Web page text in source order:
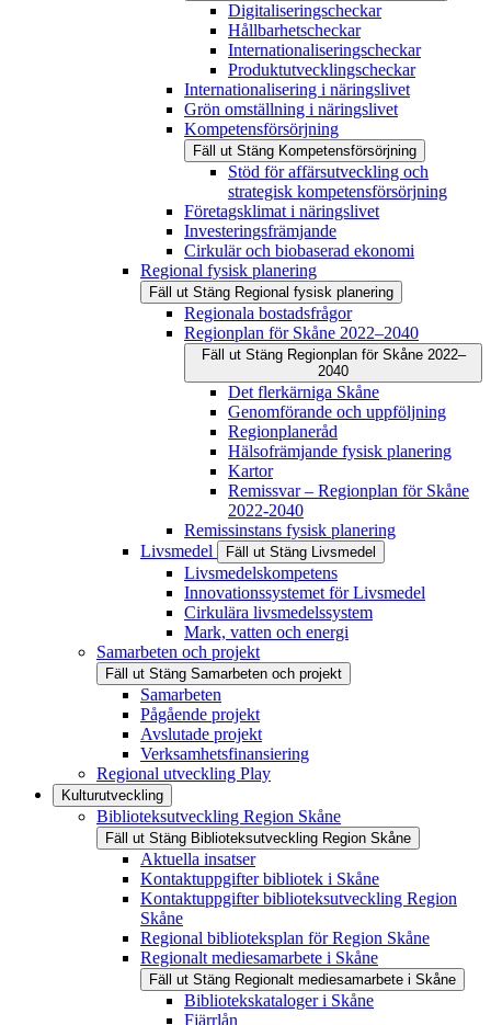
Digitaliseringscheckar
Hållbarhetscheckar
Internationaliseringscheckar
Produktutvecklingscheckar
Internationalisering i näringslivet
Grön omställning i näringslivet
Kompetensförsörjning
Fäll ut Stäng Kompetensförsörjning
Stöd för affärsutveckling och
strategisk kompetensförsörjning
Företagsklimat i näringslivet
Investeringsfrämjande
Cirkulär och biobaserad ekonomi
Regional fysisk planering
Fäll ut Stäng Regional fysisk planering
Regionala bostadsfrågor
Regionplan för Skåne 2022–2040
Fäll ut Stäng Regionplan för Skåne 2022–
2040
Det flerkärniga Skåne
Genomförande och uppföljning
Regionplaneråd
Hälsofrämjande fysisk planering
Kartor
Remissvar – Regionplan för Skåne
2022-2040
Remissinstans fysisk planering
Livsmedel
Fäll ut Stäng Livsmedel
Livsmedelskompetens
Innovationssystemet för Livsmedel
Cirkulära livsmedelssystem
Mark, vatten och energi
Samarbeten och projekt
Fäll ut Stäng Samarbeten och projekt
Samarbeten
Pågående projekt
Avslutade projekt
Verksamhetsfinansiering
Regional utveckling Play
Kulturutveckling
Biblioteksutveckling Region Skåne
Fäll ut Stäng Biblioteksutveckling Region Skåne
Aktuella insatser
Kontaktuppgifter bibliotek i Skåne
Kontaktuppgifter biblioteksutveckling Region
Skåne
Regional biblioteksplan för Region Skåne
Regionalt mediesamarbete i Skåne
Fäll ut Stäng Regionalt mediesamarbete i Skåne
Bibliotekskataloger i Skåne
Fjärrlån